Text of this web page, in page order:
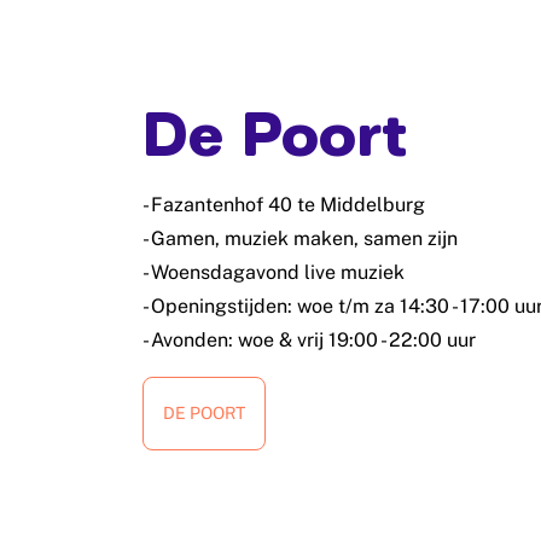
De Poort
- Fazantenhof 40 te Middelburg
- Gamen, muziek maken, samen zijn
- Woensdagavond live muziek
- Openingstijden: woe t/m za 14:30 - 17:00
- Avonden: woe & vrij 19:00 - 22:00 uur
DE POORT